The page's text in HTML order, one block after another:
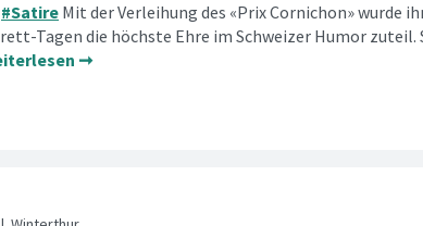
#Satire Mit der Verleihung des «Prix Cornichon» wurde
Tagen die höchste Ehre im Schweizer Humor zuteil.
➞